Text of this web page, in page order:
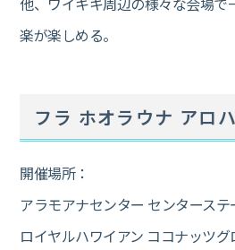
楽が楽しめる。
フラ ホオラウナ アロハ
開催場所：
アラモアナセンター センタース
ロイヤルハワイアン ココナッツ